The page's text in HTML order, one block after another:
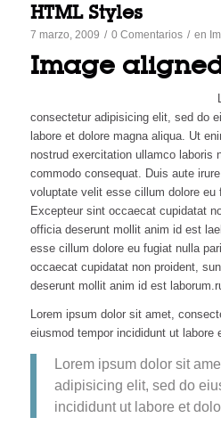
HTML Styles
7 marzo, 2009 / 0 Comentarios / en
Image
consectetur adipisicing elit, sed do
labore et dolore magna aliqua. Ut
nostrud exercitation ullamco laboris
commodo consequat. Duis aute
voluptate velit esse cillum dolore eu
Excepteur sint occaecat cupidatat
officia deserunt mollit anim id est
esse cillum dolore eu fugiat nulla
occaecat cupidatat non proident,
deserunt mollit anim id est
Lorem ipsum dolor sit amet,
eiusmod tempor incididunt ut labore
Lorem ipsum dolor sit
adipisicing elit, sed do
incididunt ut labore et